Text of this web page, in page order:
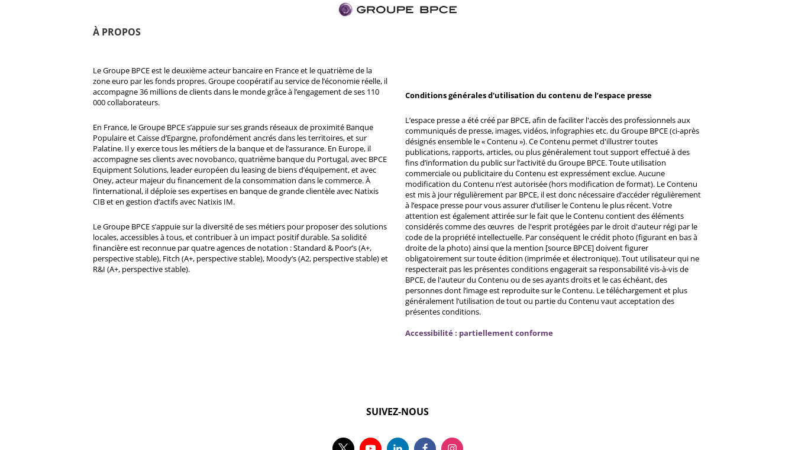
À PROPOS
Le Groupe BPCE est le deuxième acteur bancaire en France et le quatrième de la
zone euro par les fonds propres. Groupe coopératif au service de l’économie réelle, il
accompagne 36 millions de clients dans le monde grâce à l’engagement de ses 110
000 collaborateurs.
En France, le Groupe BPCE s’appuie sur ses grands réseaux de proximité Banque
Populaire et Caisse d’Epargne, profondément ancrés dans les territoires, et sur
Palatine. Il y exerce tous les métiers de la banque et de l’assurance. En Europe, il
accompagne ses clients avec novobanco, quatrième banque du Portugal, avec BPCE
Equipment Solutions, leader européen du leasing de biens d’équipement, et avec
Oney, acteur majeur du financement de la consommation dans le commerce. À
l’international, il déploie ses expertises en banque de grande clientèle avec Natixis
CIB et en gestion d’actifs avec Natixis IM.
Le Groupe BPCE s’appuie sur la diversité de ses métiers pour proposer des solutions
locales, accessibles à tous, et contribuer à un impact positif durable. Sa solidité
financière est reconnue par quatre agences de notation : Standard & Poor’s (A+,
perspective stable), Fitch (A+, perspective stable), Moody’s (A2, perspective stable) et
R&I (A+, perspective stable).
Conditions générales d'utilisation du contenu de l’espace presse
L’espace presse a été créé par BPCE, afin de faciliter l'accès des professionnels aux
communiqués de presse, images, vidéos, infographies etc. du Groupe BPCE (ci-après
désignés ensemble le « Contenu »). Ce Contenu permet d'illustrer toutes
publications, rapports, articles, ou plus généralement tout support effectué à des
fins d’information du public sur l’activité du Groupe BPCE. Toute utilisation
commerciale ou publicitaire du Contenu est expressément exclue. Aucune
modification du Contenu n’est autorisée (hors modification de format). Le Contenu
est mis à jour régulièrement par BPCE, il est donc nécessaire d’accéder régulièrement
à l’espace presse pour vous assurer d’utiliser le Contenu le plus récent. Votre
attention est également attirée sur le fait que le Contenu contient des éléments
considérés comme des œuvres de l'esprit protégées par le droit d'auteur régi par le
code de la propriété intellectuelle. Par conséquent le crédit photo (figurant en bas à
droite de la photo) ainsi que la mention [source BPCE] doivent figurer
obligatoirement sur toute édition (imprimée et électronique). Tout utilisateur qui ne
respecterait pas les présentes conditions engagerait sa responsabilité vis-à-vis de
BPCE, de l'auteur du Contenu ou de ses ayants droits et le cas échéant, des
personnes dont l’image est reproduite sur le Contenu. Le téléchargement et plus
généralement l’utilisation de tout ou partie du Contenu vaut acceptation des
présentes conditions.
Accessibilité : partiellement conforme
SUIVEZ-NOUS